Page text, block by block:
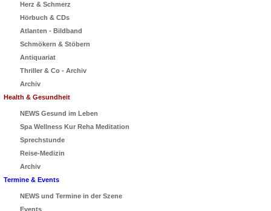
Herz & Schmerz
Hörbuch & CDs
Atlanten - Bildband
Schmökern & Stöbern
Antiquariat
Thriller & Co - Archiv
Archiv
Health & Gesundheit
NEWS Gesund im Leben
Spa Wellness Kur Reha Meditation
Sprechstunde
Reise-Medizin
Archiv
Termine & Events
NEWS und Termine in der Szene
Events